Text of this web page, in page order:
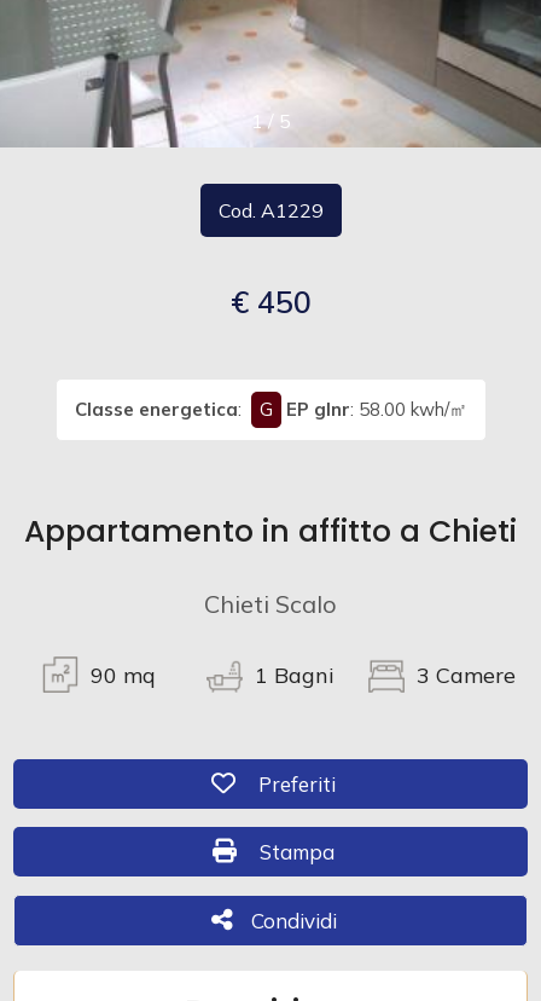
1 / 5
Cod. A1229
€ 450
Classe energetica: G EP glnr: 58.00 kwh/㎡
Appartamento in affitto a Chieti
Chieti Scalo
90 mq 1 Bagni 3 Camere
Preferiti: Cod. A1229
Preferiti
Stampa: Cod. A1229
Stampa
Condividi
Condividi
Provincia
Comune
multiscelta
Residenziali
Industriali